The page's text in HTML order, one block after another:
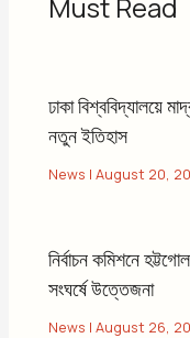
Must Read
ঢাকা বিশ্ববিদ্যালয়ে
নতুন ইতিহাস
News |August 20,
নির্বাচন কমিশনে
সংঘর্ষে উত্তেজনা
News |August 26,